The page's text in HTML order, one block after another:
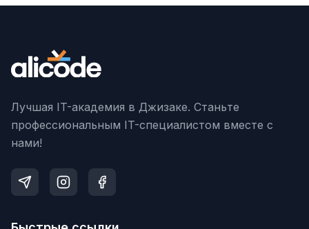
Лучшая IT-академия в Джизаке. Станьте
профессиональным IT-специалистом вместе с
нами!